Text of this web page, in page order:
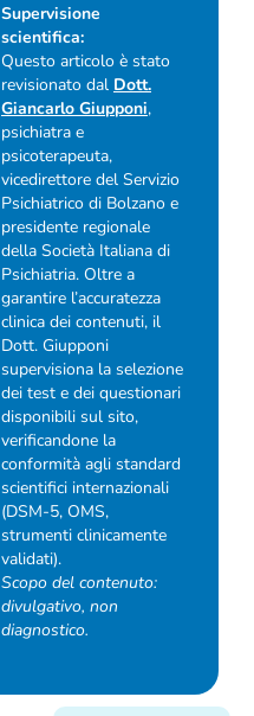
Supervisione
scientifica:
Questo articolo è stato
revisionato dal Dott.
Giancarlo Giupponi,
psichiatra e
psicoterapeuta,
vicedirettore del Servizio
Psichiatrico di Bolzano e
presidente regionale
della Società Italiana di
Psichiatria. Oltre a
garantire l’accuratezza
clinica dei contenuti, il
Dott. Giupponi
supervisiona la selezione
dei test e dei questionari
disponibili sul sito,
verificandone la
conformità agli standard
scientifici internazionali
(DSM-5, OMS,
strumenti clinicamente
validati).
Scopo del contenuto:
divulgativo, non
diagnostico.